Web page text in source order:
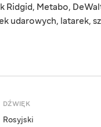
Metabo,
udarowych, latarek,
DŹWIĘK
Rosyjski